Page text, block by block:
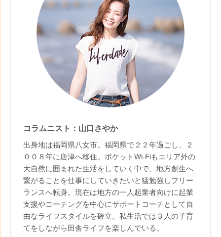
コラムニスト：山口さやか
出身地は福岡県八女市。福岡県で２２年過ごし、２
００８年に唐津へ移住。ポケットWi-Fiもエリア外の
大自然に囲まれた生活をしていく中で、地方創生へ
繋がることを仕事にしていきたいと猛勉強しフリー
ランスへ転身。現在は地方の一人起業者向けに起業
支援やコーチングを中心にサポートコーチとして自
由なライフスタイルを確立。私生活では３人の子育
てをしながら田舎ライフを楽しんでいる。